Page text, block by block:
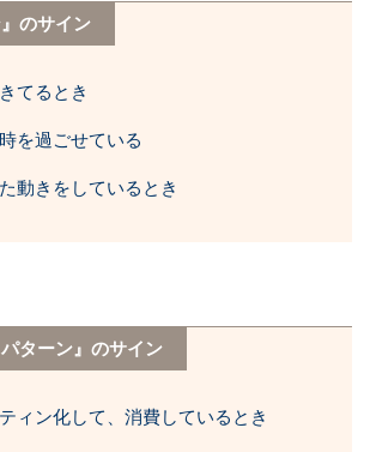
』のサイン
てるとき
を過ごせている
動きをしているとき
パターン』のサイン
ィン化して、消費しているとき